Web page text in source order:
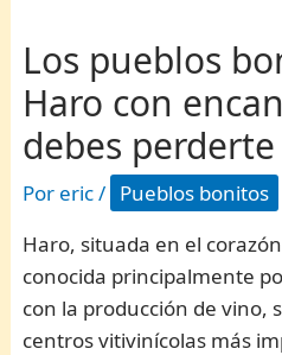
Los pueblos
Haro con
debes perderte
Por eric/ Pueblos bonitos
Haro, situada en el
conocida principalmente
con la producción de vino,
centros vitivinícolas más